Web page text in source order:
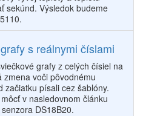
sekúnd. Výsledok budeme
s reálnymi číslami
grafy z celých čísiel na
voči pôvodnému
začiatku písali cez šablóny.
v nasledovnom článku
DS18B20.